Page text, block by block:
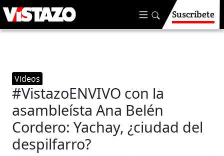
Suscríbete
Videos
#VistazoENVIVO con la
asambleísta Ana Belén
Cordero: Yachay, ¿ciudad del
despilfarro?